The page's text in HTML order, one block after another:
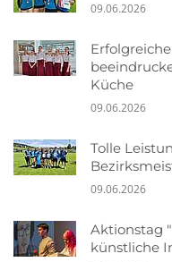
09.06.2026
Küche
09.06.2026
Tolle
09.06.2026
Aktionstag
künstliche